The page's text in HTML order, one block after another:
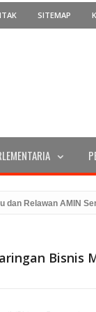
SITEMAP
AMIN Serahkan
Bisnis